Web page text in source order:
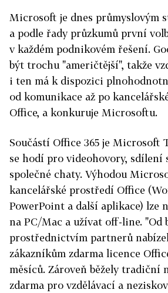
Microsoft je dnes průmyslovým
a podle řady průzkumů první
v každém podnikovém řešení.
být trochu "američtější", takže
i ten má k dispozici
od komunikace až po
Office, a konkuruje Microsoftu.
Součástí Office 365 je Microsoft
se hodí pro videohovory, sdílení
společné chaty. Výhodou
kancelářské prostředí Office
PowerPoint a další aplikace) lze
na PC/Mac a užívat off-line. "Od
prostřednictvím partnerů
zákazníkům zdarma licence
měsíců. Zároveň běžely tradiční
zdarma pro vzdělávací a